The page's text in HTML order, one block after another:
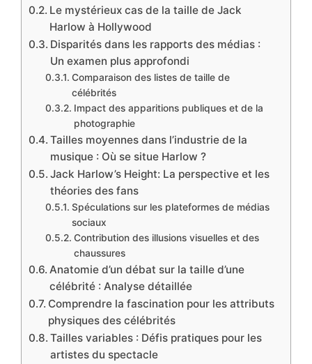
Le mystérieux cas de la taille de Jack
Harlow à Hollywood
Disparités dans les rapports des médias :
Un examen plus approfondi
Comparaison des listes de taille de
célébrités
Impact des apparitions publiques et de la
photographie
Tailles moyennes dans l’industrie de la
musique : Où se situe Harlow ?
Jack Harlow’s Height: La perspective et les
théories des fans
Spéculations sur les plateformes de médias
sociaux
Contribution des illusions visuelles et des
chaussures
Anatomie d’un débat sur la taille d’une
célébrité : Analyse détaillée
Comprendre la fascination pour les attributs
physiques des célébrités
Tailles variables : Défis pratiques pour les
artistes du spectacle